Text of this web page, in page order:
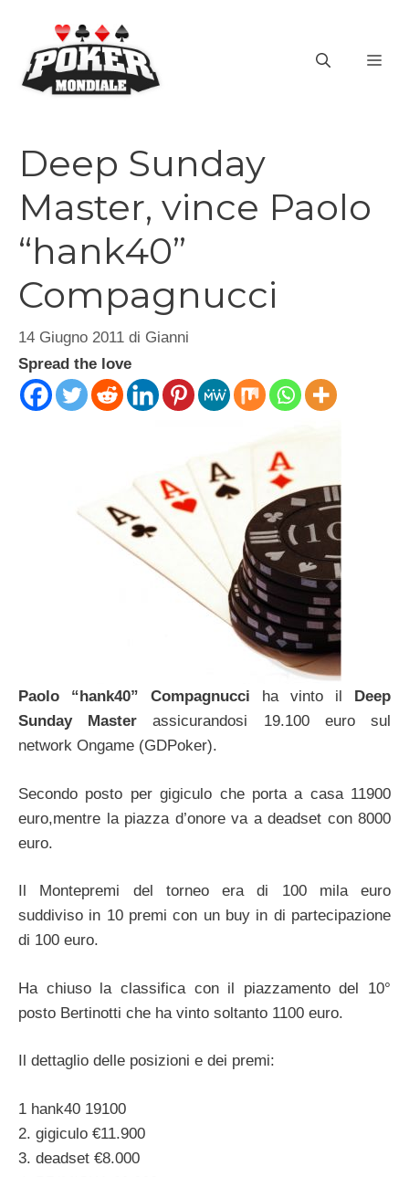
contenuto
Deep Sunday
Master, vince Paolo
“hank40”
Compagnucci
14 Giugno 2011 di Gianni
Spread the love
Paolo “hank40” Compagnucci ha vinto il Deep
Sunday Master assicurandosi 19.100 euro sul
network Ongame (GDPoker).
Secondo posto per gigiculo che porta a casa 11900
euro,mentre la piazza d’onore va a deadset con 8000
euro.
Il Montepremi del torneo era di 100 mila euro
suddiviso in 10 premi con un buy in di partecipazione
di 100 euro.
Ha chiuso la classifica con il piazzamento del 10°
posto Bertinotti che ha vinto soltanto 1100 euro.
Il dettaglio delle posizioni e dei premi:
1 hank40 19100
2. gigiculo €11.900
3. deadset €8.000